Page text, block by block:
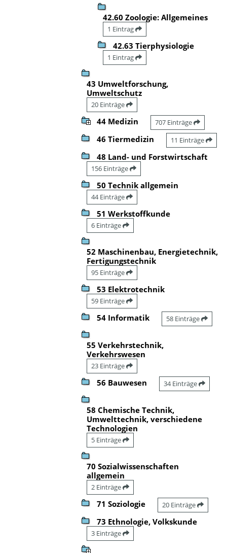
42.60 Zoologie: Allgemeines
1 Eintrag
42.63 Tierphysiologie
1 Eintrag
43 Umweltforschung,
Umweltschutz
20 Einträge
44 Medizin 707 Einträge
46 Tiermedizin 11 Einträge
48 Land- und Forstwirtschaft
156 Einträge
50 Technik allgemein
44 Einträge
51 Werkstoffkunde
6 Einträge
52 Maschinenbau, Energietechnik,
Fertigungstechnik
95 Einträge
53 Elektrotechnik
59 Einträge
54 Informatik 58 Einträge
55 Verkehrstechnik,
Verkehrswesen
23 Einträge
56 Bauwesen 34 Einträge
58 Chemische Technik,
Umwelttechnik, verschiedene
Technologien
5 Einträge
70 Sozialwissenschaften
allgemein
2 Einträge
71 Soziologie 20 Einträge
73 Ethnologie, Volkskunde
3 Einträge